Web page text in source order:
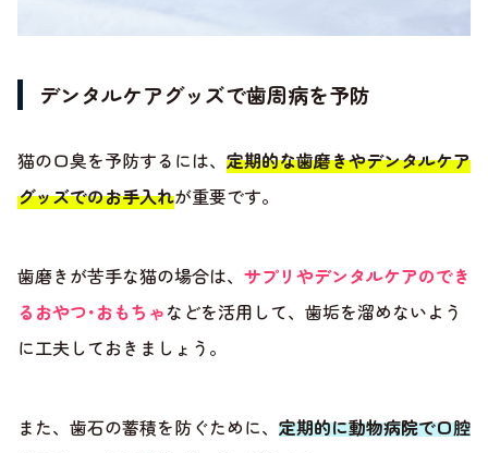
デンタルケアグッズで歯周病を予防
猫の口臭を予防するには、 定期的な歯磨きやデンタルケア
グッズでのお手入れが重要です。
歯磨きが苦手な猫の場合は、 サプリやデンタルケアのでき
るおやつ･おもちゃなどを活用して、歯垢を溜めないよう
に工夫しておきましょう。
また、歯石の蓄積を防ぐために、 定期的に動物病院で口腔